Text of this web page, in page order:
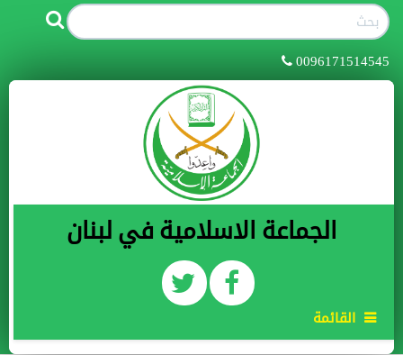
0096171514545
الجماعة الاسلامية في لبنان
القائمة